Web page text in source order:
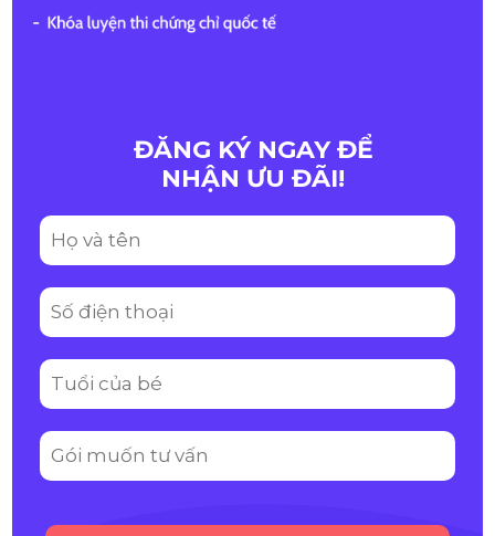
ĐĂNG KÝ NGAY ĐỂ
NHẬN ƯU ĐÃI!